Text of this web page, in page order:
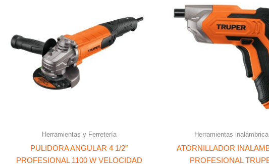
Herramientas y Ferretería
PULIDORA ANGULAR 4 1/2″
PROFESIONAL 1100 W VELOCIDAD
Herramientas
ATORNILLADOR
PROFESIONAL